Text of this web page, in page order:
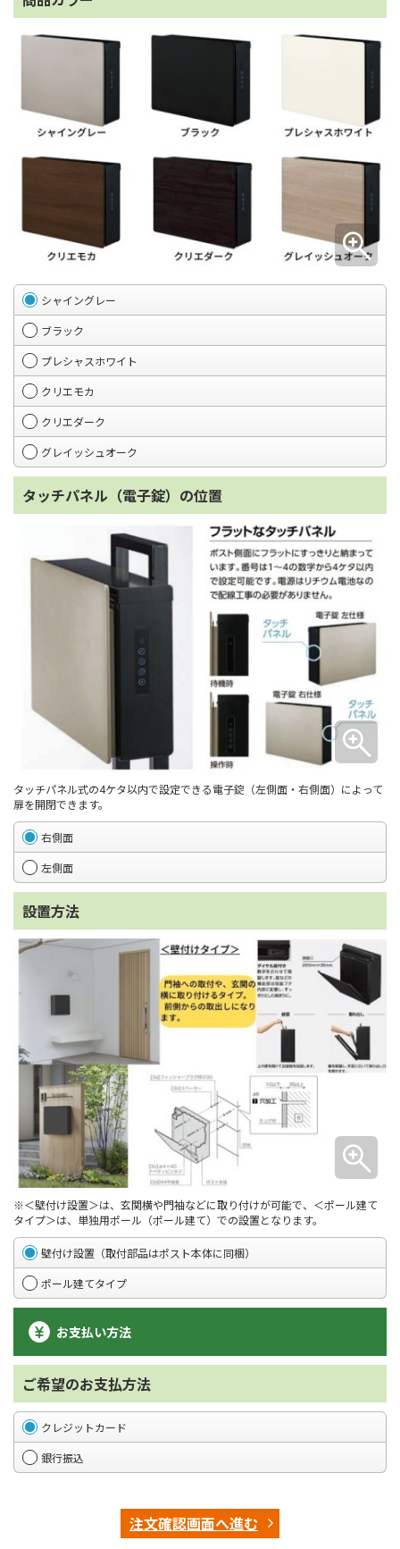
シャイングレー
ブラック
プレシャスホワイト
クリエモカ
クリエダーク
グレイッシュオーク
タッチパネル（電子錠）の位置
タッチパネル式の4ケタ以内で設定できる電子錠（左側面・右側面）によって
扉を開閉できます。
右側面
左側面
設置方法
※＜壁付け設置＞は、玄関横や門袖などに取り付けが可能で、＜ポール建て
タイプ＞は、単独用ポール（ポール建て）での設置となります。
壁付け設置（取付部品はポスト本体に同梱）
ポール建てタイプ
お支払い方法
ご希望のお支払方法
クレジットカード
銀行振込
注文確認画面へ進む